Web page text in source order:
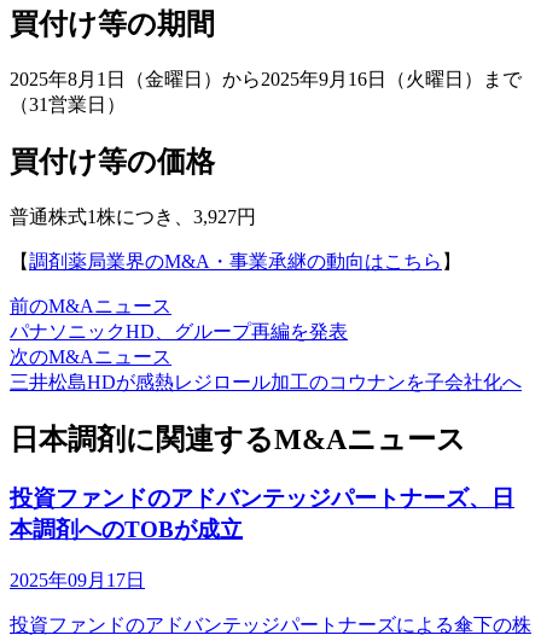
買付け等の期間
2025年8月1日（金曜日）から2025年9月16日（火曜日）まで
（31営業日）
買付け等の価格
普通株式1株につき、3,927円
【調剤薬局業界のM&A・事業承継の動向はこちら 】
前のM&Aニュース
パナソニックHD、グループ再編を発表
次のM&Aニュース
三井松島HDが感熱レジロール加工のコウナンを子会社化へ
日本調剤に関連するM&Aニュース
投資ファンドのアドバンテッジパートナーズ、日
本調剤へのTOBが成立
2025年09月17日
投資ファンドのアドバンテッジパートナーズによる傘下の株